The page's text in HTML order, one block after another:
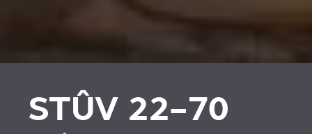
STÛV 22-70